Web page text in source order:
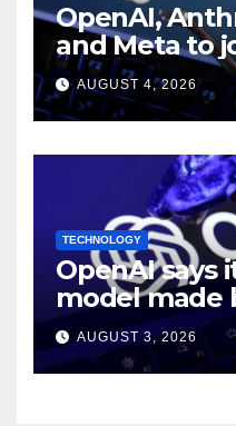
OpenAI,
and Meta to
House AI
AUGUST 4, 2026
TECHNOLOGY
OpenAI says
model made
in 10 math
AUGUST 3, 2026